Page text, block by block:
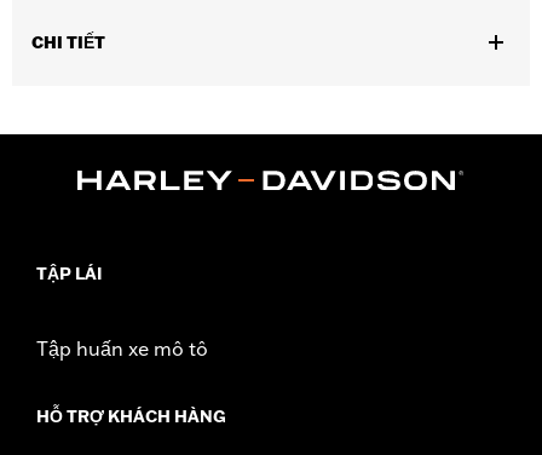
CHI TIẾT
mount license plates
Installation Instructions
Sold In Units:
WARRANTY:1 year limited warranty – Go to
TẬP LÁI
Tập huấn xe mô tô
HỖ TRỢ KHÁCH HÀNG